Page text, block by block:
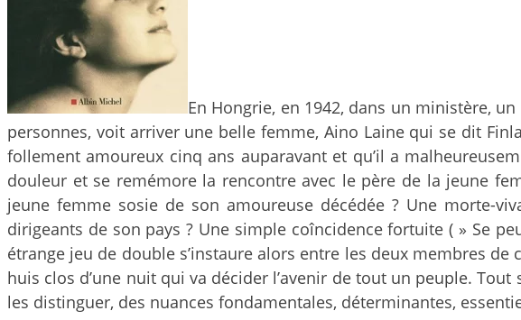
En Hongrie, en 1942, dans un ministère,
personnes, voit arriver une belle femme, Aino Laine qui se dit
follement amoureux cinq ans auparavant et qu’il a
douleur et se remémore la rencontre avec le père de la jeune
jeune femme sosie de son amoureuse décédée ? Une morte-
dirigeants de son pays ? Une simple coîncidence fortuite ( » Se
étrange jeu de double s’instaure alors entre les deux membres
huis clos d’une nuit qui va décider l’avenir de tout un peuple.
les distinguer, des nuances fondamentales, déterminantes,